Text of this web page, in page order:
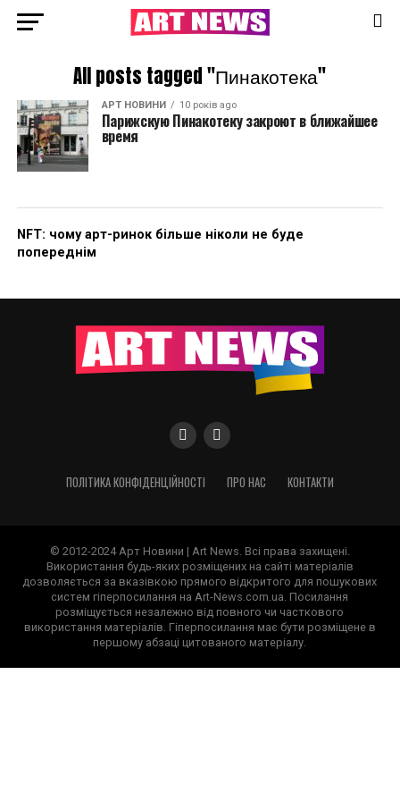
All posts tagged "Пинакотека"
АРТ НОВИНИ 10 років ago
Парижскую Пинакотеку закроют в ближайшее
время
NFT: чому арт-ринок більше ніколи не буде
попереднім
ПОЛІТИКА КОНФІДЕНЦІЙНОСТІ ПРО НАС КОНТАКТИ
© 2012-2024 Арт Новини | Art News. Всі права захищені.
Використання будь-яких розміщених на сайті матеріалів
дозволяється за вказівкою прямого відкритого для пошукових
систем гіперпосилання на Art-News.com.ua. Посилання
розміщується незалежно від повного чи часткового
використання матеріалів. Гіперпосилання має бути розміщене в
першому абзаці цитованого матеріалу.